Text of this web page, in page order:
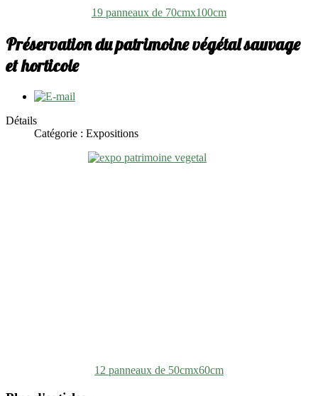
19 panneaux de 70cmx100cm
Préservation du patrimoine végétal sauvage
et horticole
Détails
Catégorie : Expositions
12 panneaux de 50cmx60cm